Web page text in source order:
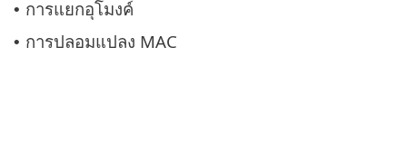
• การแยกอุโมงค์
• การปลอมแปลง MAC